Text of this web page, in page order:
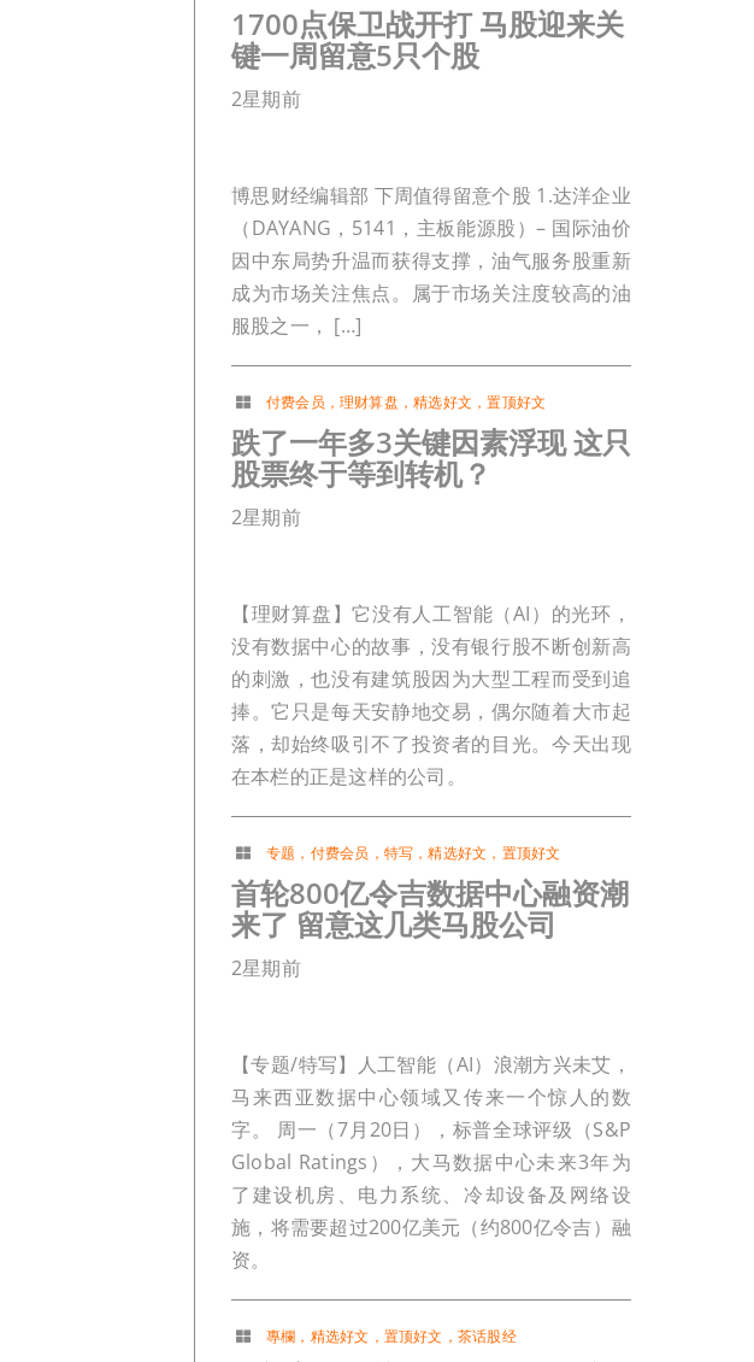
1700点保卫战开打 马股迎来关
键一周留意5只个股
2星期前
博思财经编辑部 下周值得留意个股 1.达洋企业
（DAYANG，5141，主板能源股）– 国际油价
因中东局势升温而获得支撑，油气服务股重新
成为市场关注焦点。属于市场关注度较高的油
服股之一， […]
付费会员 ，理财算盘 ，精选好文 ，置顶好文
跌了一年多3关键因素浮现 这只
股票终于等到转机？
2星期前
【理财算盘】它没有人工智能（AI）的光环，
没有数据中心的故事，没有银行股不断创新高
的刺激，也没有建筑股因为大型工程而受到追
捧。它只是每天安静地交易，偶尔随着大市起
落，却始终吸引不了投资者的目光。今天出现
在本栏的正是这样的公司。
专题 ， 付费会员 ， 特写 ，精选好文 ， 置顶好文
首轮800亿令吉数据中心融资潮
来了 留意这几类马股公司
2星期前
【专题/特写】人工智能（AI）浪潮方兴未艾，
马来西亚数据中心领域又传来一个惊人的数
字。 周一（7月20日），标普全球评级（S&P
Global Ratings），大马数据中心未来3年为
了建设机房、电力系统、冷却设备及网络设
施，将需要超过200亿美元（约800亿令吉）融
资。
專欄 ， 精选好文 ， 置顶好文 ， 茶话股经